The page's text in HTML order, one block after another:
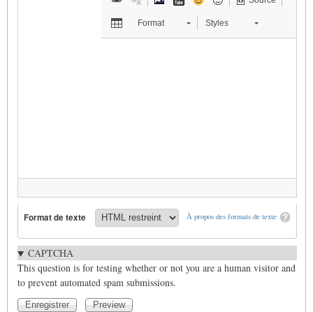
Format Styles
À propos des formats de texte
Format de texte
CAPTCHA
This question is for testing whether or not you are a human visitor and
to prevent automated spam submissions.